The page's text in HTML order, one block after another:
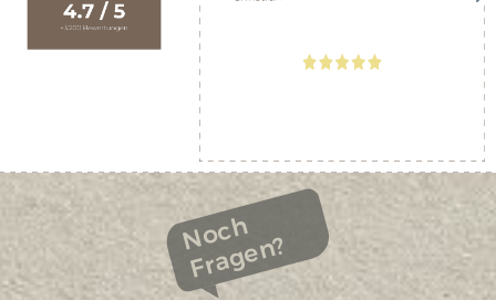
Noch
Fragen?